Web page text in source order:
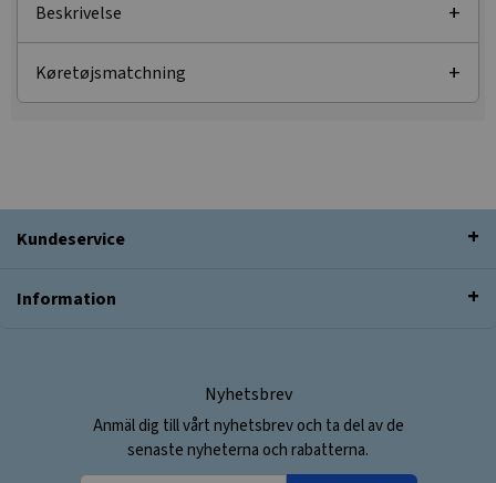
Beskrivelse
Køretøjsmatchning
Kundeservice
Information
Nyhetsbrev
Anmäl dig till vårt nyhetsbrev och ta del av de
senaste nyheterna och rabatterna.